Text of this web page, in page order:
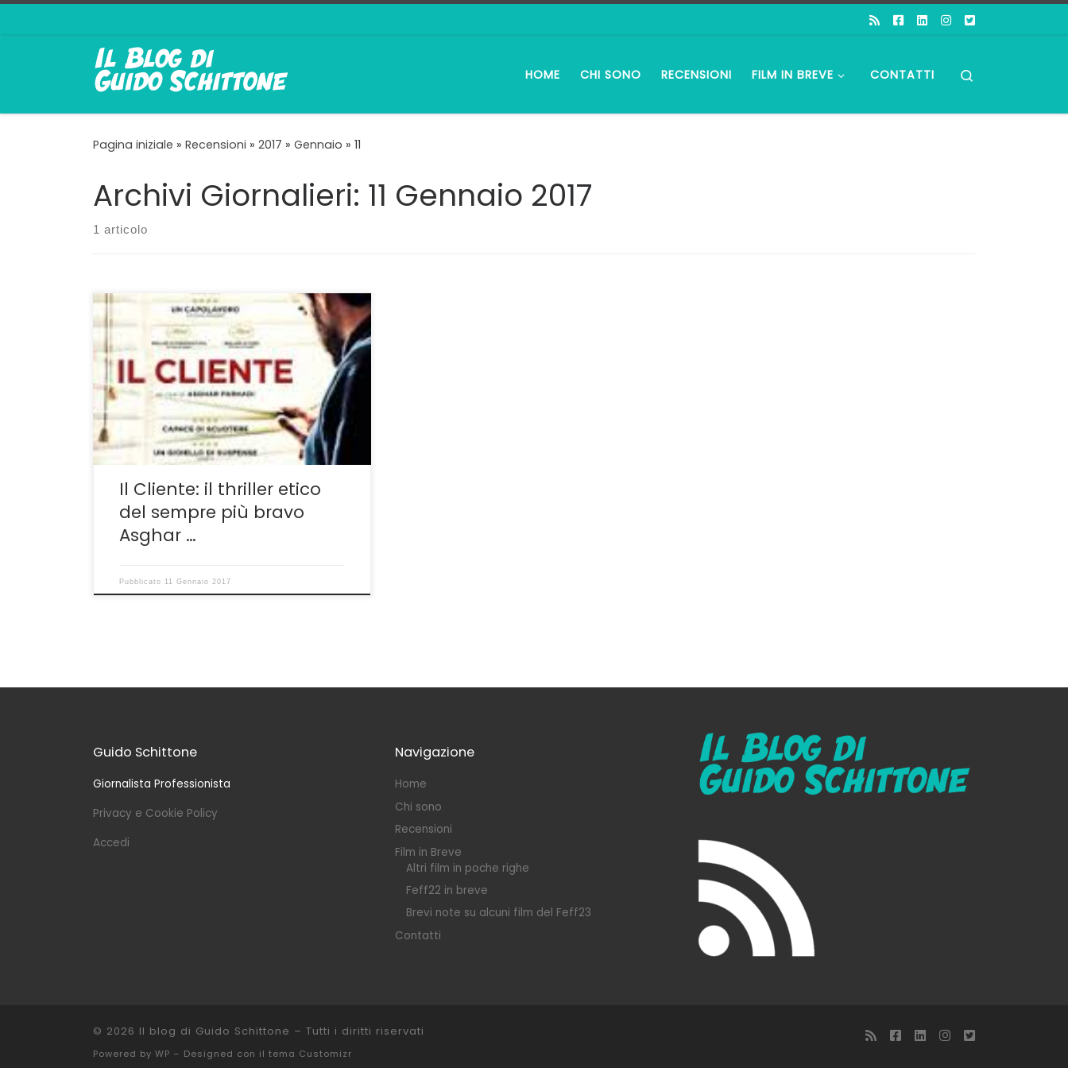
HOME CHI SONO RECENSIONI FILM IN BREVE CONTATTI
Pagina iniziale » Recensioni » 2017 » Gennaio » 11
Archivi Giornalieri: 11 Gennaio 2017
1 articolo
Tremano le fondamenta; si aprono crepe nei
muri. La gente del palazzo fugge verso un
domani che irrimediabilmente non sarà
uguale al passato. È il primo segnale, potente
e forte, che Asghar Farhadi lancia agli
spettatori del suo The Salesman, in italiano Il
Cliente, per specificare subito e senza indugi
[…]
Il Cliente: il thriller etico
del sempre più bravo
Asghar …
Pubblicato 11 Gennaio 2017
Guido Schittone
Giornalista Professionista
Privacy e Cookie Policy
Accedi
Navigazione
Home
Chi sono
Recensioni
Film in Breve
Altri film in poche righe
Feff22 in breve
Brevi note su alcuni film del Feff23
Contatti
© 2026 Il blog di Guido Schittone – Tutti i diritti riservati
Powered by WP – Designed con il tema Customizr